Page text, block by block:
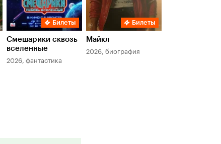
Билеты
Смешарики сквозь
вселенные
2026, фантастика
Билеты
Майкл
2026, биография